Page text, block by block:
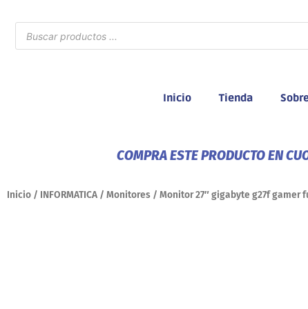
contenido
Búsqueda
de
productos
Inicio Tienda
COMPRA ESTE PRODUCTO EN
Inicio / INFORMATICA / Monitores / Monitor 27″ gigabyte g27f